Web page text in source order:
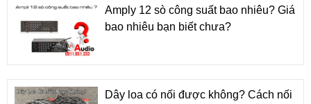
Amply 12 sò công suất bao nhiêu? Giá
bao nhiêu bạn biết chưa?
Dây loa có nối được không? Cách nối